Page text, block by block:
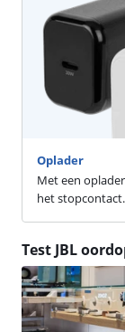
Oplader
Met een
het stopcontact.
Test JBL